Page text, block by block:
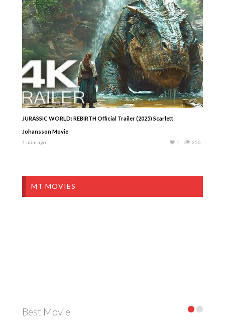
JURASSIC WORLD: REBIRTH Official Trailer (2025) Scarlett
Johansson Movie
1 năm ago 256
1
MT MOVIES
Best Movie